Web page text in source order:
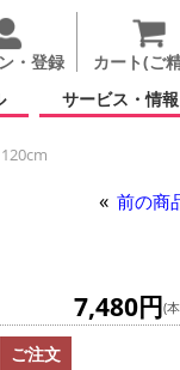
・登録 カート(ご
サービス・情報
前の商
7,480円(
ご注文